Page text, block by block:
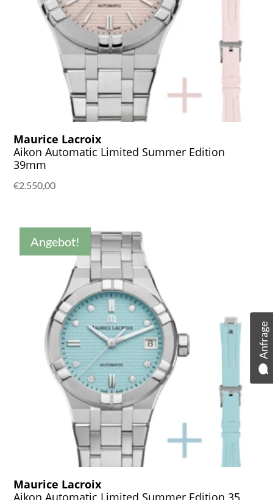
Maurice Lacroix
Aikon Automatic Limited Summer Edition
39mm
€2.550,00
Angebot!
Maurice Lacroix
Aikon Automatic Limited Summer Edition 35
Anfrage